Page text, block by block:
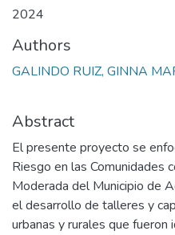
2024
Authors
GALINDO RUIZ, GINNA
Abstract
El presente proyecto se
Riesgo en las Comunidades
Moderada del Municipio de
el desarrollo de talleres y
urbanas y rurales que